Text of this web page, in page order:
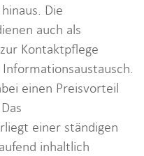
t
i
Die
auch als
Kontaktpflege
einen Preisvorteil
einer ständigen
inhaltlich